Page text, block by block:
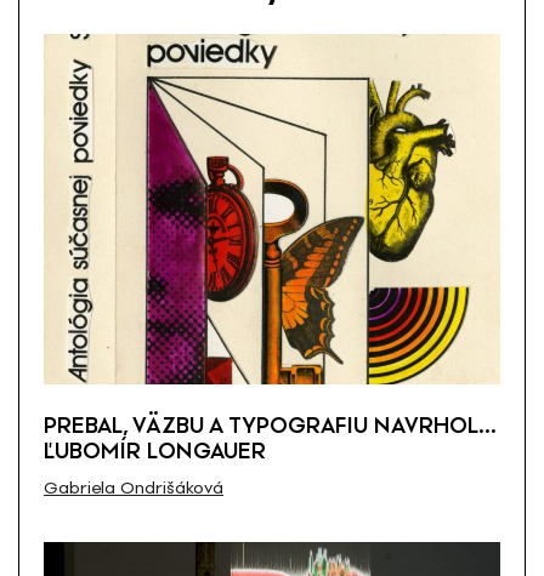
PREBAL, VÄZBU A TYPOGRAFIU NAVRHOL…
ĽUBOMÍR LONGAUER
Gabriela Ondrišáková